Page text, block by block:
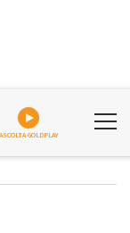
ASCOLTA GOLDPLAY